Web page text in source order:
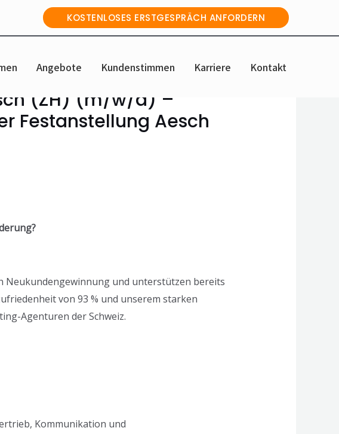
KOSTENLOSES ERSTGESPRÄCH ANFORDERN
Angebote Kundenstimmen Karriere Kontakt
(ZH) (m/w/d) –
Festanstellung Aesch
und unterstützen bereits
von 93 % und unserem starken
Agenturen der Schweiz.
Kommunikation und